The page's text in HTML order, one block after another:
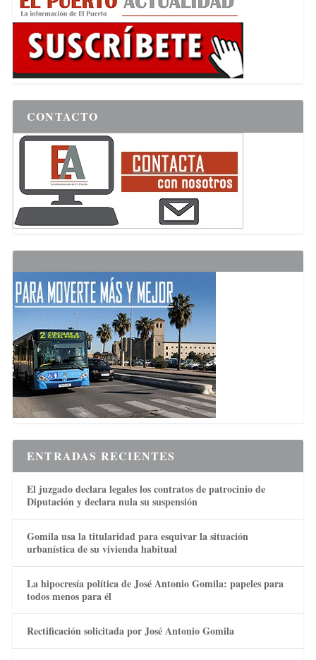
CONTACTO
ENTRADAS RECIENTES
El juzgado declara legales los contratos de patrocinio de
Diputación y declara nula su suspensión
Gomila usa la titularidad para esquivar la situación
urbanística de su vivienda habitual
La hipocresía política de José Antonio Gomila: papeles para
todos menos para él
Rectificación solicitada por José Antonio Gomila